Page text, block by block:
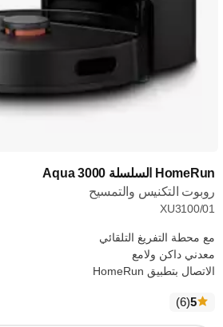
HomeRun السلسلة Aqua 3000
روبوت التكنيس والتمسيح
XU3100/01
مع محطة التفريغ التلقائي
معدني داكن ولامع
الاتصال بتطبيق HomeRun
5
(6 الآراء )